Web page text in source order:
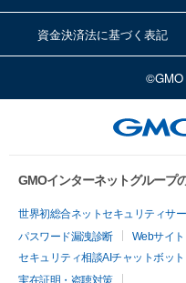
資金決済法に基づく表記
©GMO
GMOインターネットグループ
世界初総合ネットセキュリティサ
パスワード漏洩診断
Webサイ
セキュリティ相談AIチャットボット
実在証明・盗聴対策